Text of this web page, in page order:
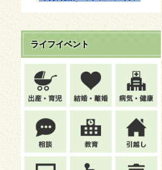
ライフイベント